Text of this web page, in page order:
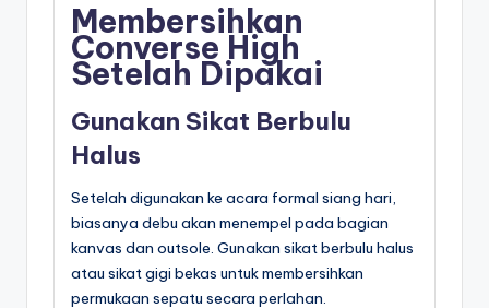
Membersihkan
Converse High
Setelah Dipakai
Gunakan Sikat Berbulu
Halus
Setelah digunakan ke acara formal siang hari,
biasanya debu akan menempel pada bagian
kanvas dan outsole. Gunakan sikat berbulu halus
atau sikat gigi bekas untuk membersihkan
permukaan sepatu secara perlahan.